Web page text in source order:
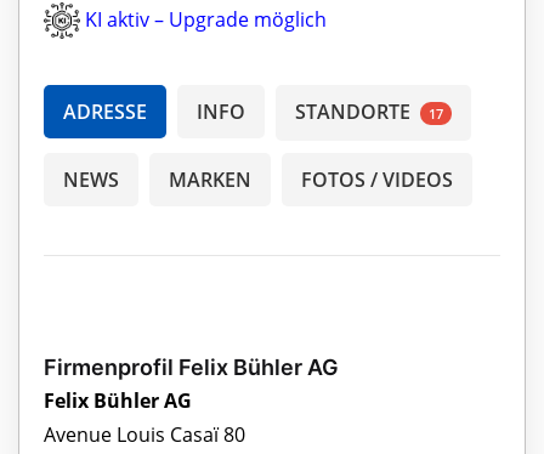
KI aktiv – Upgrade möglich
ADRESSE INFO STANDORTE 17
NEWS MARKEN FOTOS / VIDEOS
Firmenprofil Felix Bühler AG
Felix Bühler AG
Avenue Louis Casaï 80